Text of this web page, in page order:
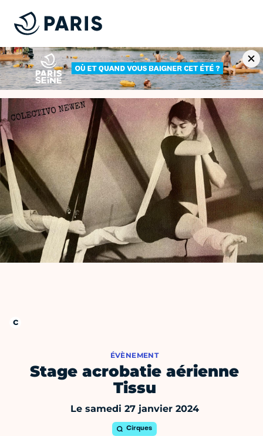
ÉVÈNEMENT
Stage acrobatie aérienne
Tissu
Le samedi 27 janvier 2024
Cirques